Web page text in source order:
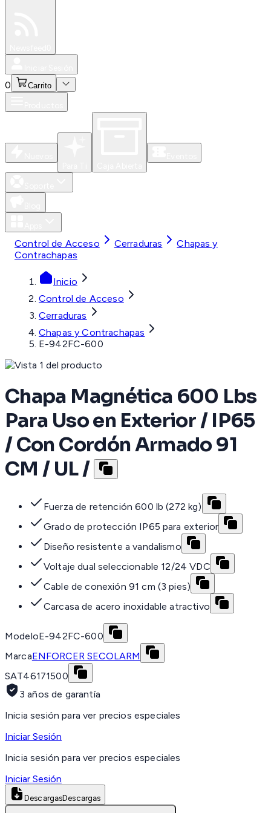
0 Carrito
Control de Acceso Cerraduras
Chapas y
Contrachapas
Inicio
Control de Acceso
Cerraduras
Chapas y Contrachapas
E-942FC-600
Chapa Magnética 600 Lbs
Para Uso en Exterior / IP65
/ Con Cordón Armado 91
CM / UL /
Fuerza de retención 600 lb (272 kg)
Grado de protección IP65 para exterior
Diseño resistente a vandalismo
Voltaje dual seleccionable 12/24 VDC
Cable de conexión 91 cm (3 pies)
Carcasa de acero inoxidable atractivo
ModeloE-942FC-600
MarcaENFORCER SECOLARM
SAT46171500
3 años de garantía
Inicia sesión para ver precios especiales
Iniciar Sesión
Inicia sesión para ver precios especiales
Iniciar Sesión
DescargasDescargas